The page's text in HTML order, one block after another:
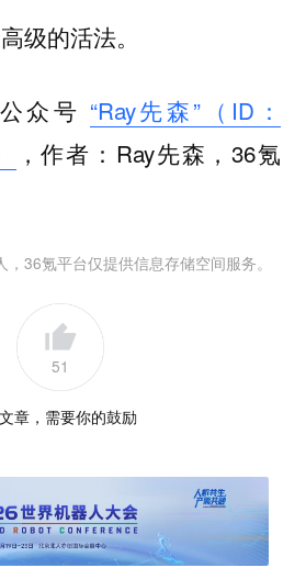
级的活法。
众号 “Ray先森”（ID：
，作者：Ray先森，36氪
36氪平台仅提供信息存储空间服务。
51
章，需要你的鼓励